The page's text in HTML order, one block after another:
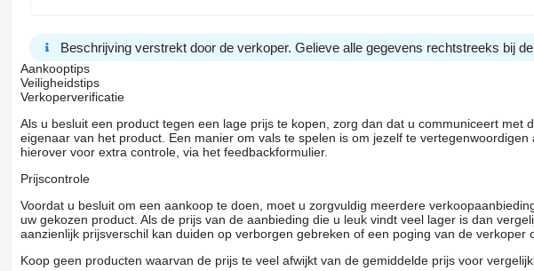
Beschrijving verstrekt door de verkoper. Gelieve alle gegevens rechtstreeks bij
Aankooptips
Veiligheidstips
Verkoperverificatie
Als u besluit een product tegen een lage prijs te kopen, zorg dan dat u communiceert met
eigenaar van het product. Een manier om vals te spelen is om jezelf te
hierover voor extra controle, via het feedbackformulier.
Prijscontrole
Voordat u besluit om een ​​aankoop te doen, moet u zorgvuldig meerdere
uw gekozen product. Als de prijs van de aanbieding die u leuk vindt veel lager is dan
aanzienlijk prijsverschil kan duiden op verborgen gebreken of een poging van de verkoper
Koop geen producten waarvan de prijs te veel afwijkt van de gemiddelde prijs voor